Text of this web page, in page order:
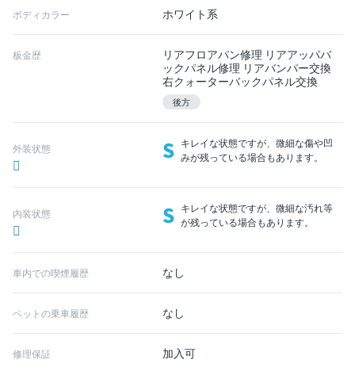
ボディカラー ホワイト系
板金歴
リアフロアパン修理 リアアッパバ
ックパネル修理 リアバンパー交換
右クォーターバックパネル交換
後方
外装状態 S キレイな状態ですが、微細な傷や凹
みが残っている場合もあります。
内装状態 S キレイな状態ですが、微細な汚れ等
が残っている場合もあります。
車内での喫煙履歴 なし
ペットの乗車履歴 なし
修理保証 加入可